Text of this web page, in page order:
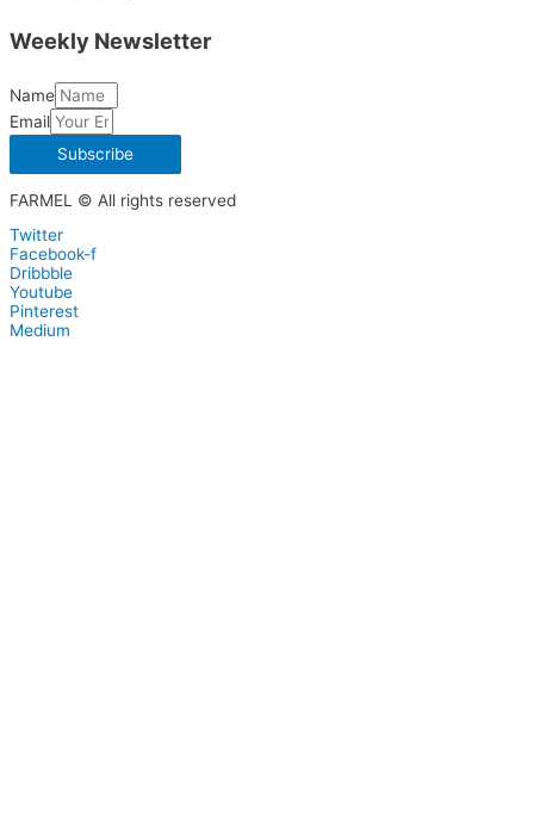
Weekly Newsletter
Name
Email
Subscribe
FARMEL © All rights reserved
Twitter
Facebook-f
Dribbble
Youtube
Pinterest
Medium